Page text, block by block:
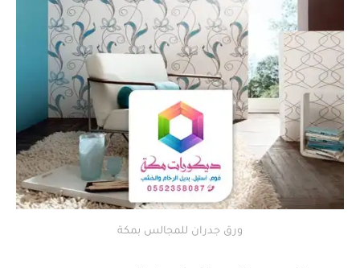
ورق جدران للمجالس بمكة